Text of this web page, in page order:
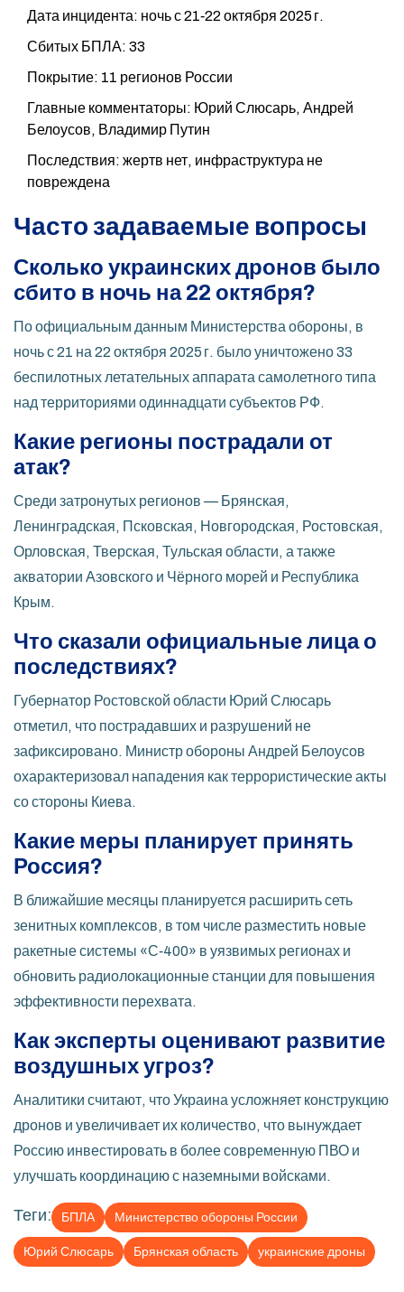
Дата инцидента: ночь с 21‑22 октября 2025 г.
Сбитых БПЛА: 33
Покрытие: 11 регионов России
Главные комментаторы: Юрий Слюсарь, Андрей
Белоусов, Владимир Путин
Последствия: жертв нет, инфраструктура не
повреждена
Часто задаваемые вопросы
Сколько украинских дронов было
сбито в ночь на 22 октября?
По официальным данным Министерства обороны, в
ночь с 21 на 22 октября 2025 г. было уничтожено 33
беспилотных летательных аппарата самолетного типа
над территориями одиннадцати субъектов РФ.
Какие регионы пострадали от
атак?
Среди затронутых регионов — Брянская,
Ленинградская, Псковская, Новгородская, Ростовская,
Орловская, Тверская, Тульская области, а также
акватории Азовского и Чёрного морей и Республика
Крым.
Что сказали официальные лица о
последствиях?
Губернатор Ростовской области Юрий Слюсарь
отметил, что пострадавших и разрушений не
зафиксировано. Министр обороны Андрей Белоусов
охарактеризовал нападения как террористические акты
со стороны Киева.
Какие меры планирует принять
Россия?
В ближайшие месяцы планируется расширить сеть
зенитных комплексов, в том числе разместить новые
ракетные системы «С‑400» в уязвимых регионах и
обновить радиолокационные станции для повышения
эффективности перехвата.
Как эксперты оценивают развитие
воздушных угроз?
Аналитики считают, что Украина усложняет конструкцию
дронов и увеличивает их количество, что вынуждает
Россию инвестировать в более современную ПВО и
улучшать координацию с наземными войсками.
Теги: БПЛА Министерство обороны России
Юрий Слюсарь Брянская область украинские дроны